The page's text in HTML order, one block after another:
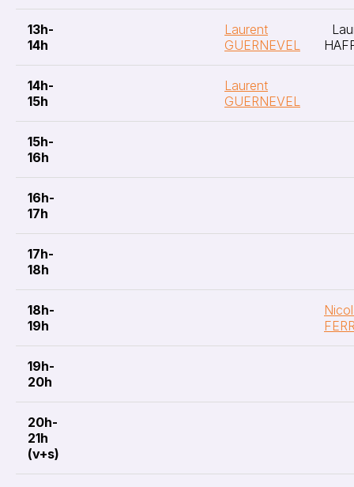
13h-
14h
Laurent
GUERNEVEL
14h-
15h
Laurent
GUERNEVEL
15h-
16h
16h-
17h
17h-
18h
18h-
19h
19h-
20h
20h-
21h
(v+s)